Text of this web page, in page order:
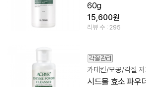
60g
15,600원
리뷰 수 : 295
카테킨/모공/각질
시드물 효소 파우